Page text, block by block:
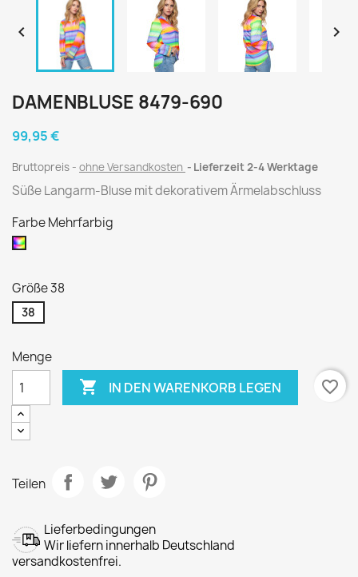
 
DAMENBLUSE 8479-690
99,95 €
Bruttopreis ohne Versandkosten Lieferzeit 2-4 Werktage
Süße Langarm-Bluse mit dekorativem Ärmelabschluss
Farbe Mehrfarbig
Mehrfarbig
Größe 38
38
Menge
 IN DEN WARENKORB LEGEN favorite_border
Teilen
Lieferbedingungen
Wir liefern innerhalb Deutschland
versandkostenfrei.